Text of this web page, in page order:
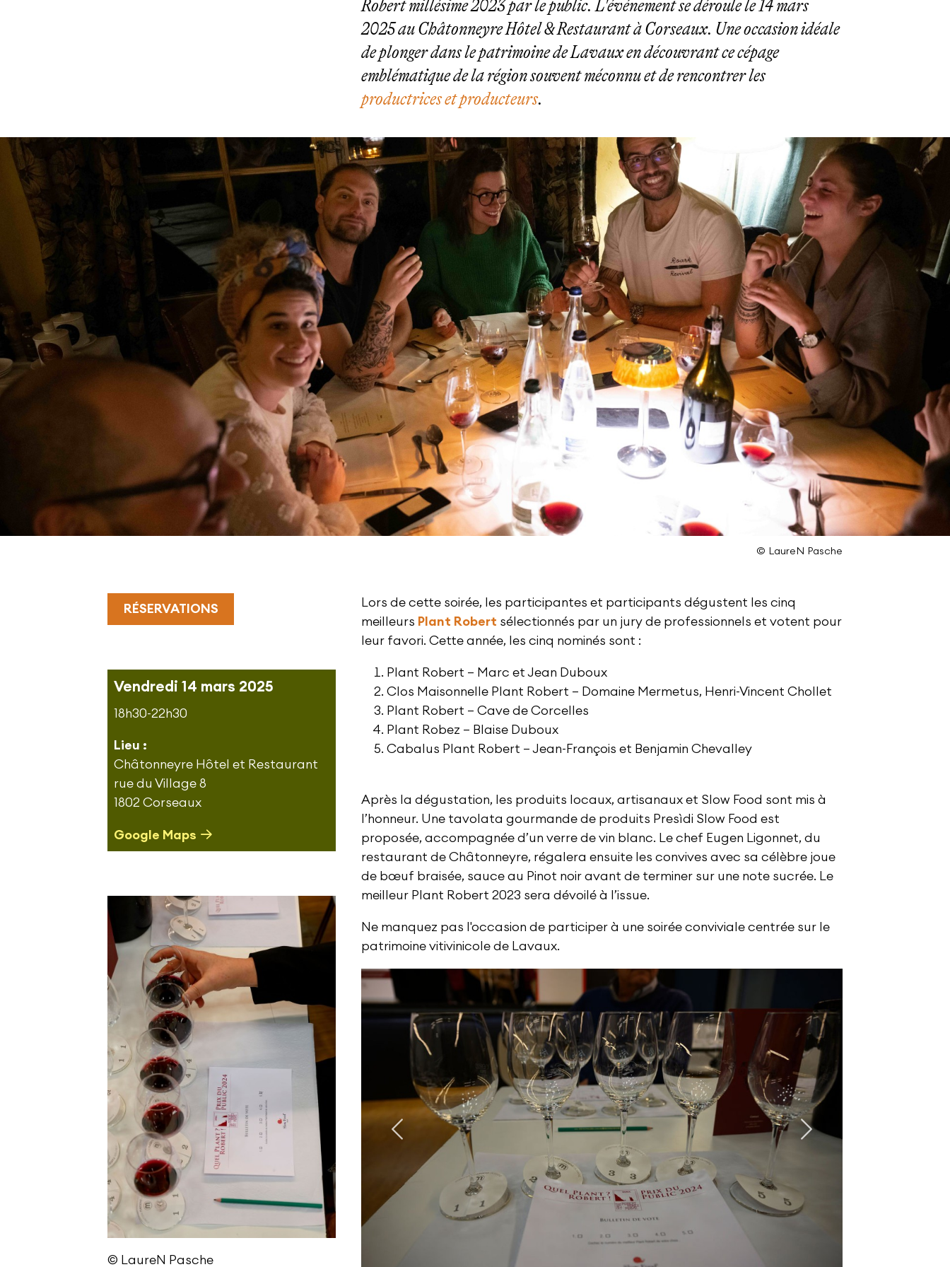
Robert millésime 2023 par le public. L'événement se déroule le 14 mars
2025 au Châtonneyre Hôtel & Restaurant à Corseaux. Une occasion idéale
de plonger dans le patrimoine de Lavaux en découvrant ce cépage
emblématique de la région souvent méconnu et de rencontrer les
productrices et producteurs.
© LaureN Pasche
RÉSERVATIONS
Vendredi 14 mars 2025
18h30-22h30
Lieu :
Châtonneyre Hôtel et Restaurant
rue du Village 8
1802 Corseaux
Google Maps
© LaureN Pasche
Lors de cette soirée, les participantes et participants dégustent les cinq
meilleurs Plant Robert sélectionnés par un jury de professionnels et votent pour
leur favori. Cette année, les cinq nominés sont :
Plant Robert – Marc et Jean Duboux
Clos Maisonnelle Plant Robert – Domaine Mermetus, Henri-Vincent Chollet
Plant Robert – Cave de Corcelles
Plant Robez – Blaise Duboux
Cabalus Plant Robert – Jean-François et Benjamin Chevalley
Après la dégustation, les produits locaux, artisanaux et Slow Food sont mis à
l’honneur. Une tavolata gourmande de produits Presìdi Slow Food est
proposée, accompagnée d’un verre de vin blanc. Le chef Eugen Ligonnet, du
restaurant de Châtonneyre, régalera ensuite les convives avec sa célèbre joue
de bœuf braisée, sauce au Pinot noir avant de terminer sur une note sucrée. Le
meilleur Plant Robert 2023 sera dévoilé à l’issue.
Ne manquez pas l'occasion de participer à une soirée conviviale centrée sur le
patrimoine vitivinicole de Lavaux.
© LaureN Pasche